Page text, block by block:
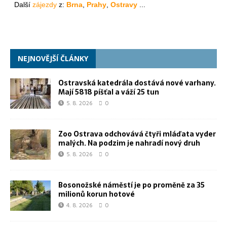
NEJNOVĚJŠÍ ČLÁNKY
Ostravská katedrála dostává nové varhany.
Mají 5818 píšťal a váží 25 tun
5. 8. 2026 0
Zoo Ostrava odchovává čtyři mláďata vyder
malých. Na podzim je nahradí nový druh
5. 8. 2026 0
Bosonožské náměstí je po proměně za 35
milionů korun hotové
4. 8. 2026 0